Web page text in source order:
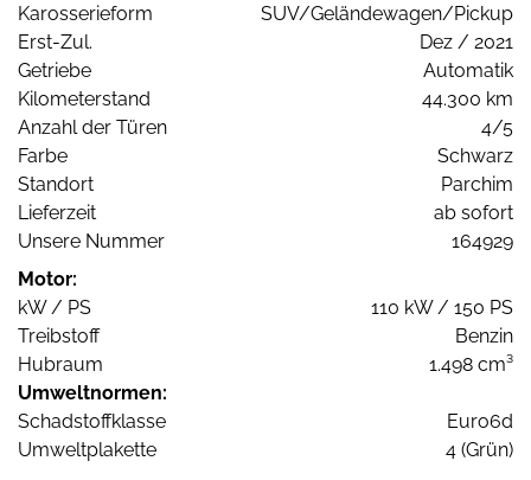
Karosserieform
SUV/Geländewagen/Pickup
Erst-Zul.
Dez / 2021
Getriebe
Automatik
Kilometerstand
44.300 km
Anzahl der Türen
4/5
Farbe
Schwarz
Standort
Parchim
Lieferzeit
ab sofort
Unsere Nummer
164929
Motor:
kW / PS
110 kW / 150 PS
Treibstoff
Benzin
Hubraum
1.498 cm³
Umweltnormen:
Schadstoffklasse
Euro6d
Umweltplakette
4 (Grün)